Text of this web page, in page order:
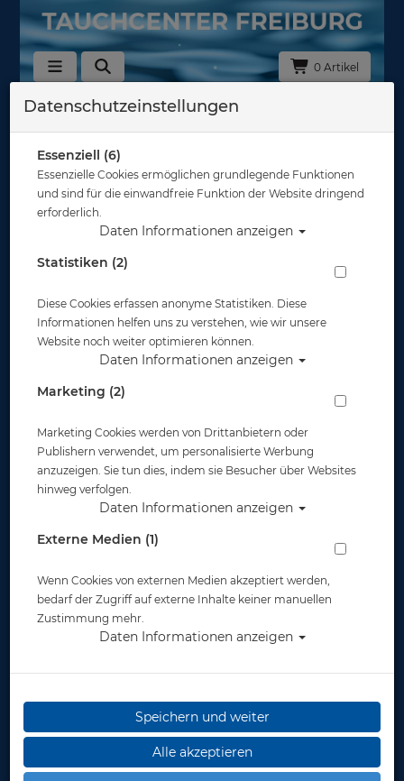
0 Artikel
Zurück
Sea & Sea - M67 Wide Angel Conversion
Artikelnr.: sas-52123
Herstellerpreis: 375,00 €
375,00 €
Datenschutzeinstellungen
Essenziell (6)
Essenzielle Cookies ermöglichen grundlegende Funktionen
und sind für die einwandfreie Funktion der Website dringend
erforderlich.
Daten Informationen anzeigen
Statistiken (2)
Diese Cookies erfassen anonyme Statistiken. Diese
Informationen helfen uns zu verstehen, wie wir unsere
Website noch weiter optimieren können.
Daten Informationen anzeigen
Marketing (2)
Marketing Cookies werden von Drittanbietern oder
Publishern verwendet, um personalisierte Werbung
anzuzeigen. Sie tun dies, indem sie Besucher über Websites
hinweg verfolgen.
Daten Informationen anzeigen
Externe Medien (1)
Wenn Cookies von externen Medien akzeptiert werden,
bedarf der Zugriff auf externe Inhalte keiner manuellen
Zustimmung mehr.
Daten Informationen anzeigen
Speichern und weiter
Alle akzeptieren